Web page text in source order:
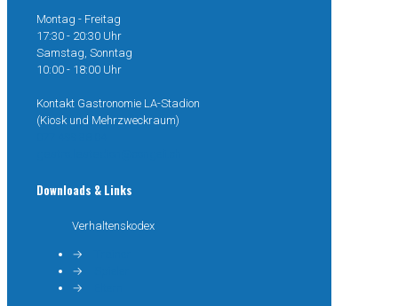
Montag - Freitag
17:30 - 20:30 Uhr
Samstag, Sonntag
10:00 - 18:00 Uhr
Kontakt Gastronomie LA-Stadion
(Kiosk und Mehrzweckraum)
Downloads & Links
Verhaltenskodex
→
→
→